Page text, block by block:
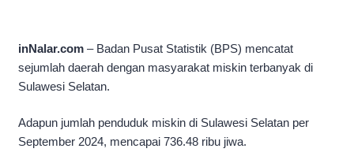
inNalar.com – Badan Pusat Statistik (BPS) mencatat
sejumlah daerah dengan masyarakat miskin terbanyak di
Sulawesi Selatan.
Adapun jumlah penduduk miskin di Sulawesi Selatan per
September 2024, mencapai 736.48 ribu jiwa.